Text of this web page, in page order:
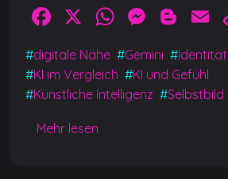
F
a
c
e
b
o
X
W
h
at
s
M
e
ss
e
Bl
o
g
g
E
m
ai
l
#digitale Nähe #Gemini #Identität
#KI im Vergleich #KI und Gefühl
#Künstliche Intelligenz #Selbstbild
Mehr lesen